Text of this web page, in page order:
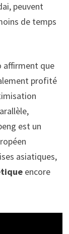
peuvent
de temps
affirment que
profité
est un
asiatiques,
encore